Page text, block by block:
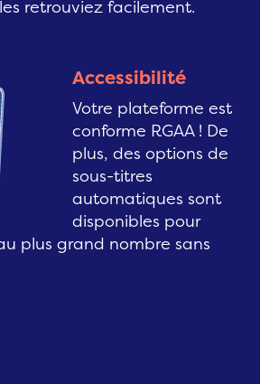
retrouviez facilement.
Accessibilité
Votre plateforme est
conforme RGAA ! De
plus, des options de
sous-titres
automatiques sont
disponibles pour
plus grand nombre sans